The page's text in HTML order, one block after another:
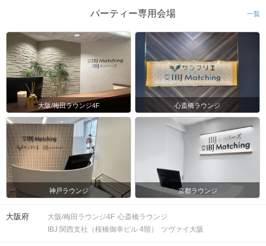
パーティー専用会場 一覧
大阪/梅田ラウンジ4F 心斎橋ラウンジ
神戸ラウンジ 京都ラウンジ
大阪府 大阪/梅田ラウンジ4F 心斎橋ラウンジ
IBJ 関西支社（桜橋御幸ビル 4階）
ツヴァイ大阪